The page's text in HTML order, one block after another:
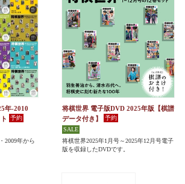
年-2010
2009年から
将棋世界 電子版DVD 2025年版【棋譜
データ付き】
将棋世界2025年1月号～2025年12月号電子
版を収録したDVDです。